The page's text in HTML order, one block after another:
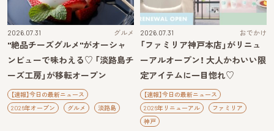
2026.07.31 グルメ
"絶品チーズグルメ"がオーシャ
ンビューで味わえる♡ 「淡路島チ
ーズ工房」が移転オープン
【速報】今日の最新ニュース
2026年オープン
グルメ 淡路島
2026.07.31 おでかけ
「ファミリア神戸本店」がリニュ
ーアルオープン！ 大人かわいい限
定アイテムに一目惚れ♡
【速報】今日の最新ニュース
2026年リニューアル
ファミリア
神戸